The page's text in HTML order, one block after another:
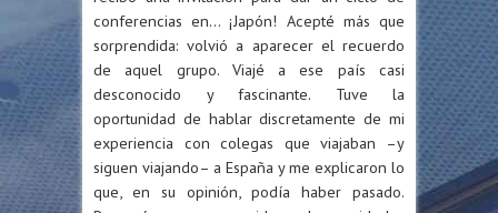
conferencias en… ¡Japón! Acepté más que
sorprendida: volvió a aparecer el recuerdo
de aquel grupo. Viajé a ese país casi
desconocido y fascinante. Tuve la
oportunidad de hablar discretamente de mi
experiencia con colegas que viajaban –y
siguen viajando– a España y me explicaron lo
que, en su opinión, podía haber pasado.